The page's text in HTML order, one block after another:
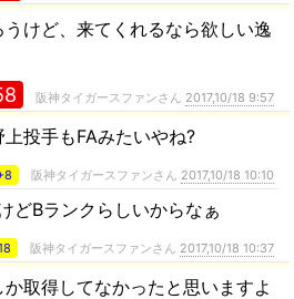
うけど、来てくれるなら欲しい逸
阪神タイガースファンさん 2017,10/18 9:57
投手もFAみたいやね?
阪神タイガースファンさん 2017,10/18 10:10
どBランクらしいからなぁ
阪神タイガースファンさん 2017,10/18 10:37
取得してなかったと思いますよ